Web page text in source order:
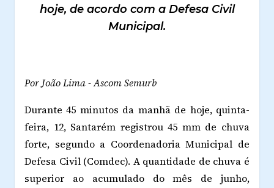
hoje, de acordo com a Defesa Civil
Municipal.
Por João Lima - Ascom Semurb
Durante 45 minutos da manhã de hoje, quinta-
feira, 12, Santarém registrou 45 mm de chuva
forte, segundo a Coordenadoria Municipal de
Defesa Civil (Comdec). A quantidade de chuva é
superior ao acumulado do mês de junho,